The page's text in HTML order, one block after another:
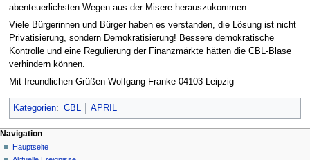
abenteuerlichsten Wegen aus der Misere herauszukommen.
Viele Bürgerinnen und Bürger haben es verstanden, die Lösung ist nicht
Privatisierung, sondern Demokratisierung! Bessere demokratische
Kontrolle und eine Regulierung der Finanzmärkte hätten die CBL-Blase
verhindern können.
Mit freundlichen Grüßen Wolfgang Franke 04103 Leipzig
Kategorien: CBL APRIL
Navigation
Hauptseite